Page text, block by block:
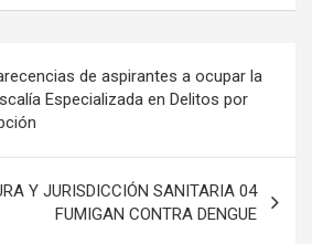
de aspirantes a ocupar la
Especializada en Delitos por
Y JURISDICCIÓN SANITARIA 04
FUMIGAN CONTRA DENGUE